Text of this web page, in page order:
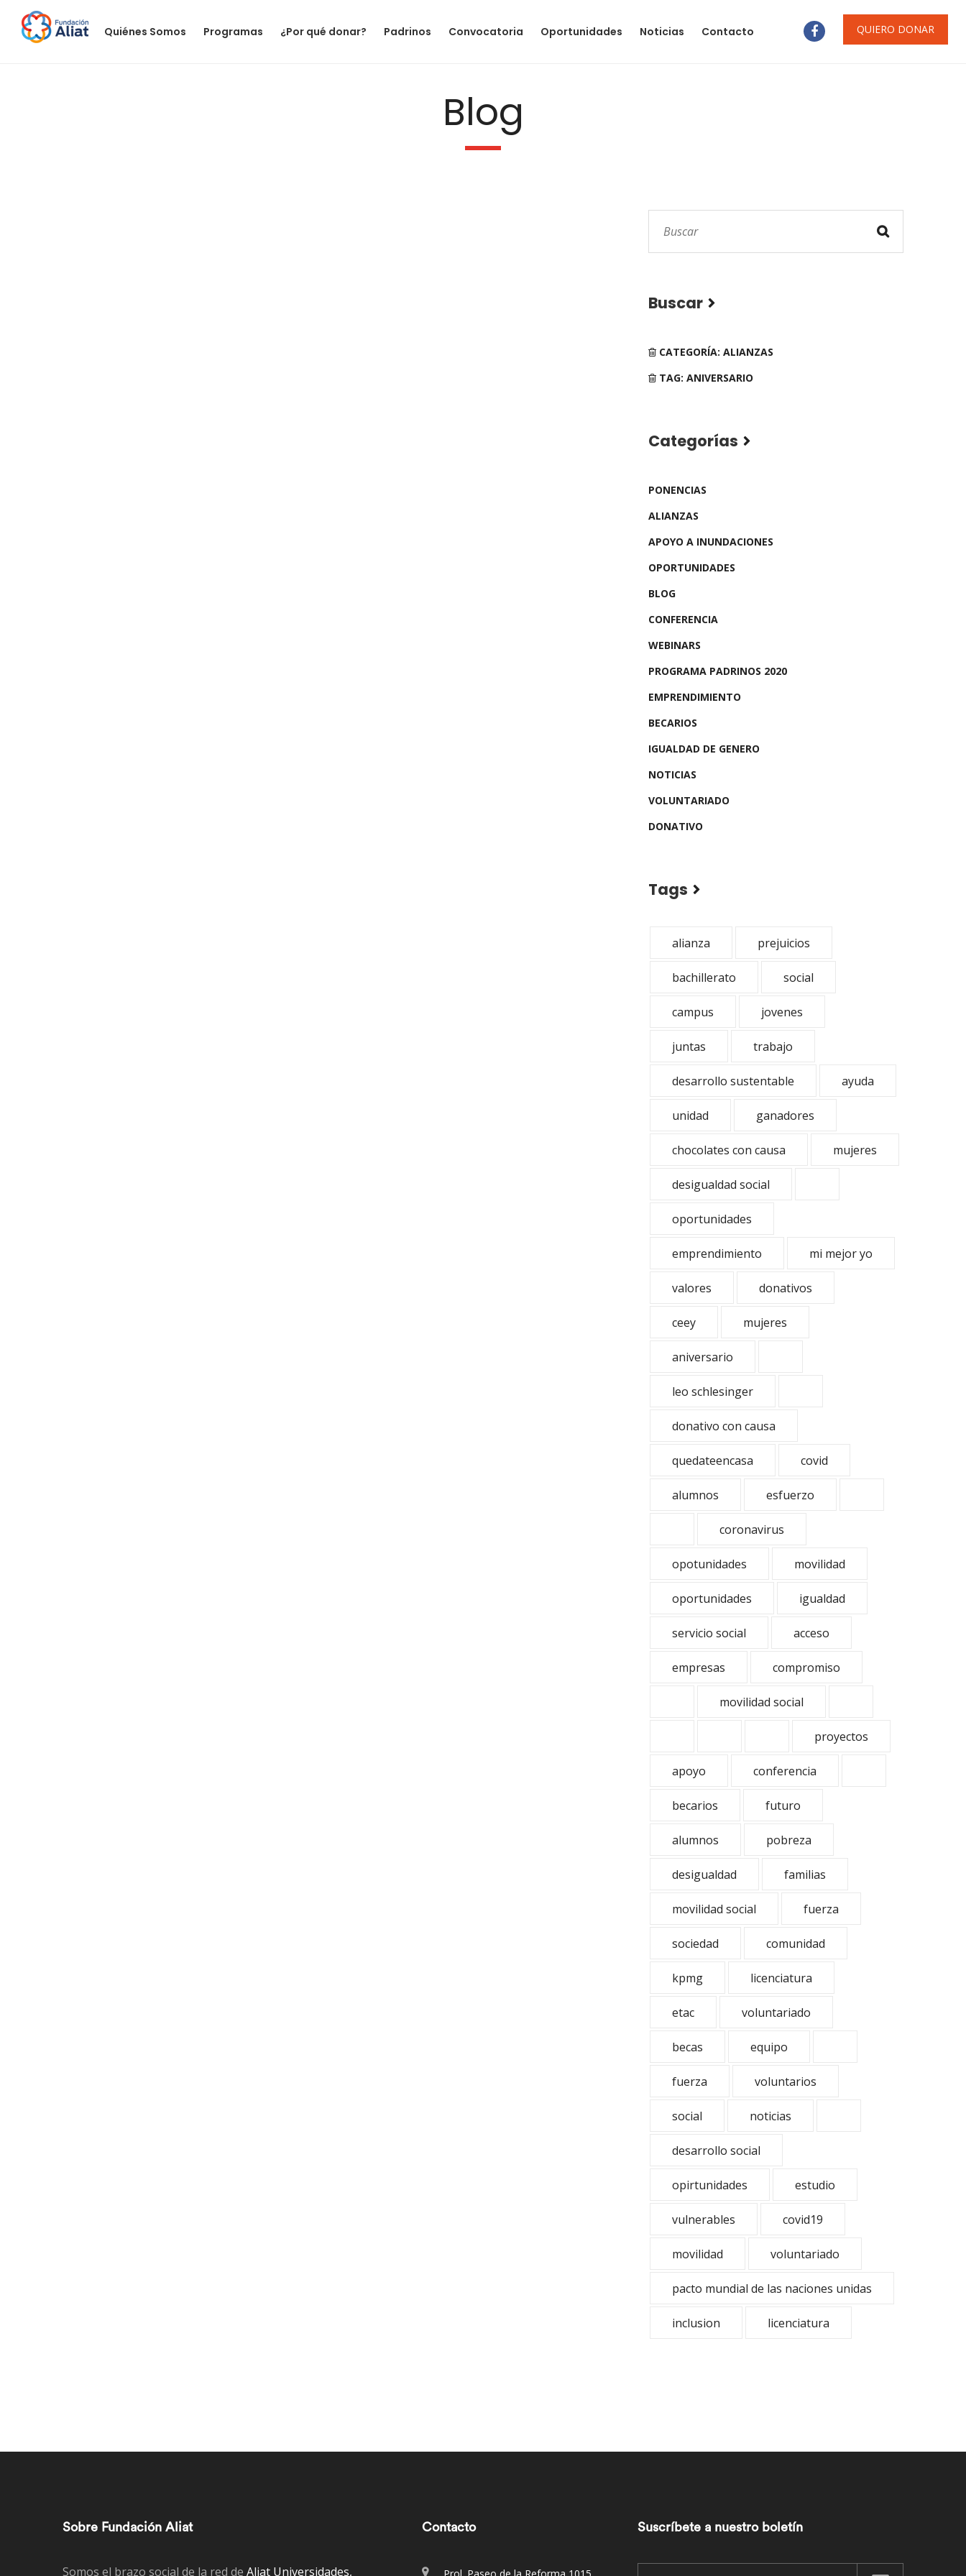
Quiénes Somos Programas ¿Por qué donar? Padrinos Convocatoria Oportunidades Noticias Contacto QUIERO DONAR
Blog
Buscar
CATEGORÍA: ALIANZAS
TAG: ANIVERSARIO
Categorías
PONENCIAS
ALIANZAS
APOYO A INUNDACIONES
OPORTUNIDADES
BLOG
CONFERENCIA
WEBINARS
PROGRAMA PADRINOS 2020
EMPRENDIMIENTO
BECARIOS
IGUALDAD DE GENERO
NOTICIAS
VOLUNTARIADO
DONATIVO
Tags
alianza prejuicios
bachillerato social
campus jovenes
juntas trabajo
desarrollo sustentable ayuda
unidad ganadores
chocolates con causa mujeres
desigualdad social
oportunidades
emprendimiento mi mejor yo
valores donativos
ceey mujeres
aniversario
leo schlesinger
donativo con causa
quedateencasa covid
alumnos esfuerzo
coronavirus
opotunidades movilidad
oportunidades igualdad
servicio social acceso
empresas compromiso
movilidad social
proyectos
apoyo conferencia
becarios futuro
alumnos pobreza
desigualdad familias
movilidad social fuerza
sociedad comunidad
kpmg licenciatura
etac voluntariado
becas equipo
fuerza voluntarios
social noticias
desarrollo social
opirtunidades estudio
vulnerables covid19
movilidad voluntariado
pacto mundial de las naciones unidas
inclusion licenciatura
Sobre Fundación Aliat
Somos el brazo social de la red de Aliat Universidades,
Contacto Suscríbete a nuestro boletín